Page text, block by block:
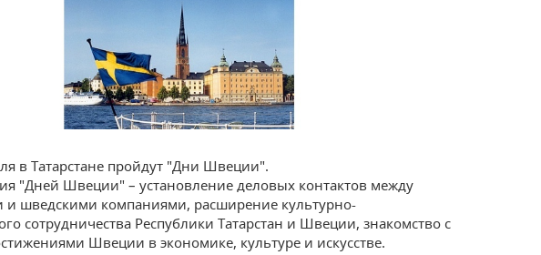
в Татарстане пройдут "Дни Швеции".
"Дней Швеции" – установление деловых контактов между
и шведскими компаниями, расширение культурно-
сотрудничества Республики Татарстан и Швеции, знакомство с
Швеции в экономике, культуре и искусстве.